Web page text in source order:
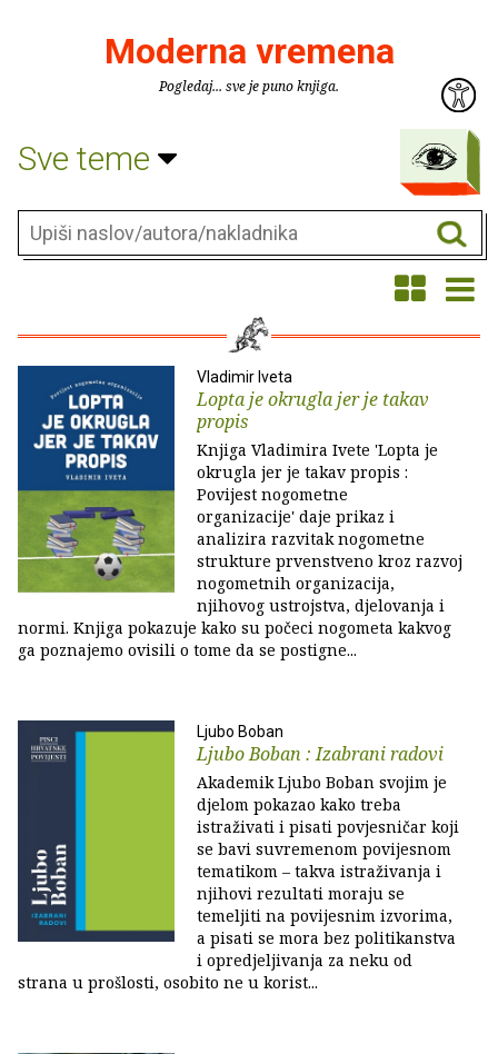
Moderna vremena
Pogledaj... sve je puno knjiga.
Sve teme
Vladimir Iveta
Lopta je okrugla jer je takav
propis
Knjiga Vladimira Ivete 'Lopta je
okrugla jer je takav propis :
Povijest nogometne
organizacije' daje prikaz i
analizira razvitak nogometne
strukture prvenstveno kroz razvoj
nogometnih organizacija,
njihovog ustrojstva, djelovanja i
normi. Knjiga pokazuje kako su počeci nogometa kakvog
ga poznajemo ovisili o tome da se postigne...
Ljubo Boban
Ljubo Boban : Izabrani radovi
Akademik Ljubo Boban svojim je
djelom pokazao kako treba
istraživati i pisati povjesničar koji
se bavi suvremenom povijesnom
tematikom – takva istraživanja i
njihovi rezultati moraju se
temeljiti na povijesnim izvorima,
a pisati se mora bez politikanstva
i opredjeljivanja za neku od
strana u prošlosti, osobito ne u korist...